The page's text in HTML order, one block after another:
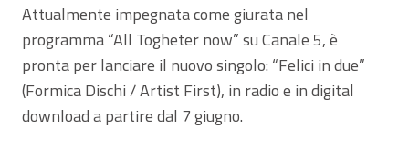
Attualmente impegnata come giurata nel
programma “All Togheter now” su Canale 5, è
pronta per lanciare il nuovo singolo: “Felici in due”
(Formica Dischi / Artist First), in radio e in digital
download a partire dal 7 giugno.